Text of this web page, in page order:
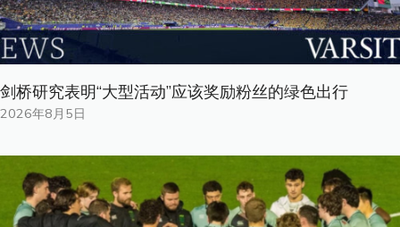
剑桥研究表明“大型活动”应该奖励粉丝的绿色出行
2026年8月5日